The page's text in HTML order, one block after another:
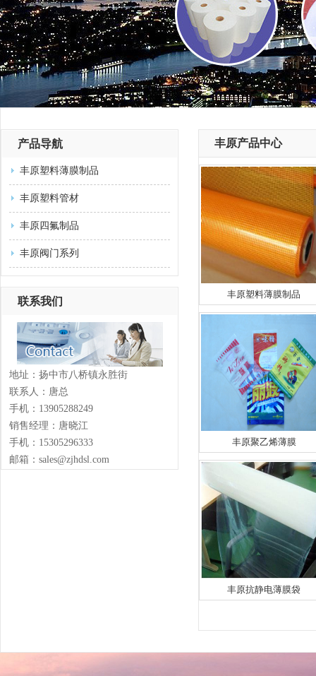
产品导航
丰原塑料薄膜制品
丰原塑料管材
丰原四氟制品
丰原阀门系列
联系我们
地址：扬中市八桥镇永胜街
联系人：唐总
手机：13905288249
销售经理：唐晓江
手机：15305296333
邮箱：sales@zjhdsl.com
丰原产品中心
丰原塑料薄膜制品
丰原聚乙烯薄膜
丰原抗静电薄膜袋